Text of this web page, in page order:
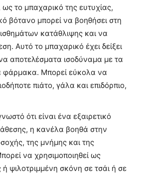
το μπαχαρικό της ευτυχίας,
βότανο μπορεί να βοηθήσει στη
κατάθλιψης και να
Αυτό το μπαχαρικό έχει δείξει
αποτελέσματα ισοδύναμα με τα
φάρμακα. Μπορεί εύκολα να
πιάτο, γάλα και επιδόρπιο,
ότι είναι ένα εξαιρετικό
η κανέλα βοηθά στην
της μνήμης και της
να χρησιμοποιηθεί ως
ψιλοτριμμένη σκόνη σε τσάι ή σε